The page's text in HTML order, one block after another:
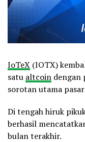
IoTeX (IOTX)
satu altcoin dengan
sorotan utama
Di tengah hiruk
berhasil
bulan terakhir.